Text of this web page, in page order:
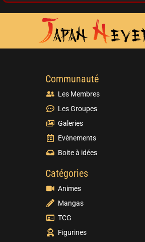
Communauté
Les Membres
Les Groupes
Galeries
Evènements
Boite à idées
Catégories
Animes
Mangas
TCG
Figurines